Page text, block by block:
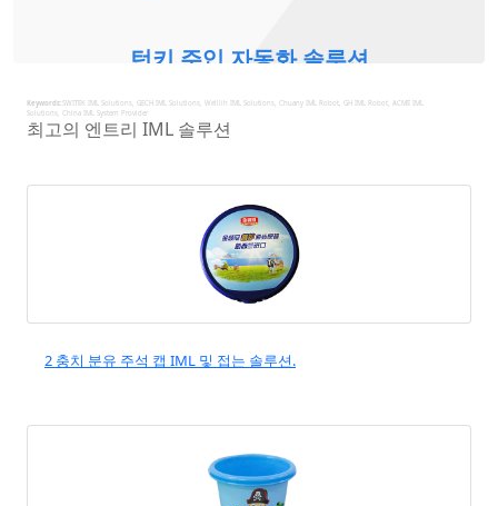
턴키 주입 자동화 솔루션
Keywords: SWITEK IML Solutions, GECH IML Solutions, Welllih IML Solutions, Chuany IML Robot, GH IML Robot, ACME IML
Solutions, China IML System Provider
최고의 엔트리 IML 솔루션
2 충치 분유 주석 캡 IML 및 접는 솔루션.